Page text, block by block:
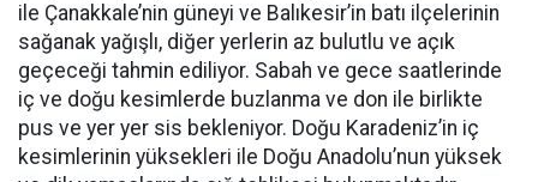
ile Çanakkale’nin güneyi ve Balıkesir’in batı ilçelerinin
sağanak yağışlı, diğer yerlerin az bulutlu ve açık
geçeceği tahmin ediliyor. Sabah ve gece saatlerinde
iç ve doğu kesimlerde buzlanma ve don ile birlikte
pus ve yer yer sis bekleniyor. Doğu Karadeniz’in iç
kesimlerinin yüksekleri ile Doğu Anadolu’nun yüksek